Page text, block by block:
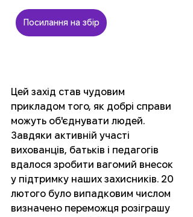
Посилання на збір
Цей захід став чудовим
прикладом того, як добрі справи
можуть об'єднувати людей.
Завдяки активній участі
вихованців, батьків і педагогів
вдалося зробити вагомий внесок
у підтримку наших захисників. 20
лютого було випадковим числом
визначено переможця розіграшу